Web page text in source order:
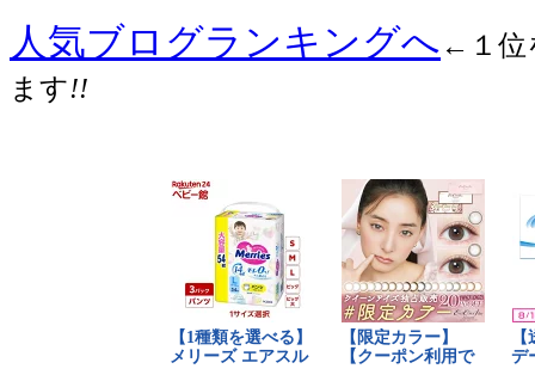
人気ブログランキングへ ←１位
ます!!